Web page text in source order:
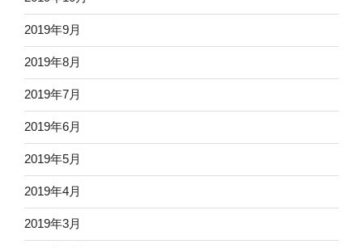
2019年9月
2019年8月
2019年7月
2019年6月
2019年5月
2019年4月
2019年3月